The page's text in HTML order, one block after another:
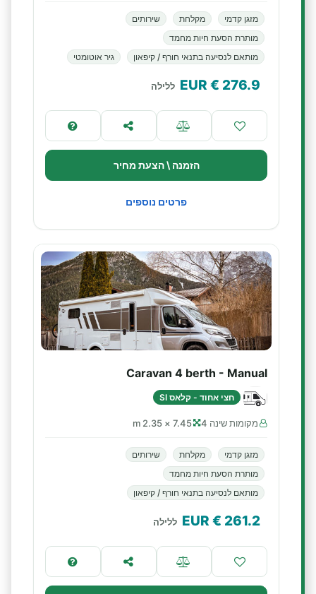
מזגן קדמי מקלחת
שירותים
מותרת הסעת חיות מחמד
מותאם לנסיעה בתנאי חורף / קיפאון
גיר אוטומטי
276.9
€ EUR ללילה
הזמנה \ הצעת מחיר
פרטים נוספים
Caravan 4 berth - Manual
חצי אחוד - קלאס SI
מקומות שינה 4 7.45 × 2.35 m
מזגן קדמי מקלחת
שירותים
מותרת הסעת חיות מחמד
מותאם לנסיעה בתנאי חורף / קיפאון
261.2
€ EUR ללילה